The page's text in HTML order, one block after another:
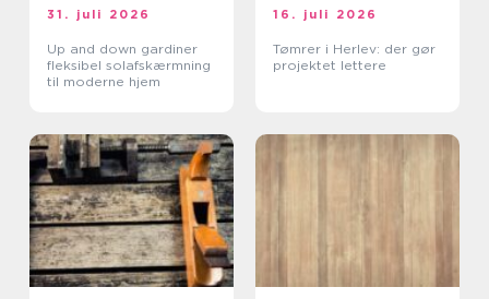
31. juli 2026
Up and down gardiner
fleksibel solafskærmning
til moderne hjem
16. juli 2026
Tømrer i Herlev: der gør
projektet lettere